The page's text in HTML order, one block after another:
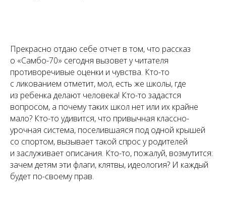
Прекрасно отдаю себе отчет в том, что рассказ
о «Самбо-70» сегодня вызовет у читателя
противоречивые оценки и чувства. Кто-то
с ликованием отметит, мол, есть же школы, где
из ребенка делают человека! Кто-то задастся
вопросом, а почему таких школ нет или их крайне
мало? Кто-то удивится, что привычная классно-
урочная система, поселившаяся под одной крышей
со спортом, вызывает такой спрос у родителей
и заслуживает описания. Кто-то, пожалуй, возмутится:
зачем детям эти флаги, клятвы, идеология? И каждый
будет по-своему прав.